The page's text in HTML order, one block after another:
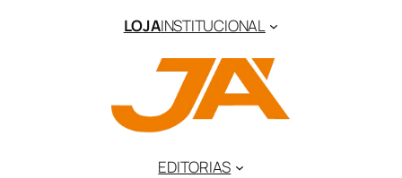
LOJAINSTITUCIONAL
EDITORIAS